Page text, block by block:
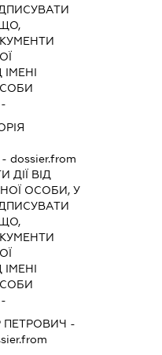
ІМЕНІ
- dossier.from
ДІЇ ВІД
ОСОБИ, У
ІМЕНІ
ПЕТРОВИЧ -